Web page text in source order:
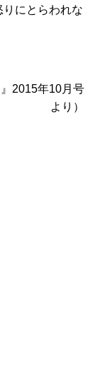
にとらわれな
2015年10月号
より）